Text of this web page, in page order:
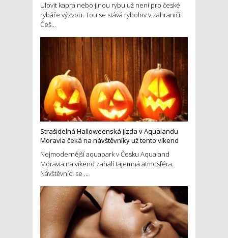
Ulovit kapra nebo jinou rybu už není pro české
rybáře výzvou. Tou se stává rybolov v zahraničí.
Češ...
Strašidelná Halloweenská jízda v Aqualandu
Moravia čeká na návštěvníky už tento víkend
Nejmodernější aquapark v Česku Aqualand
Moravia na víkend zahalí tajemná atmosféra.
Návštěvníci se ...